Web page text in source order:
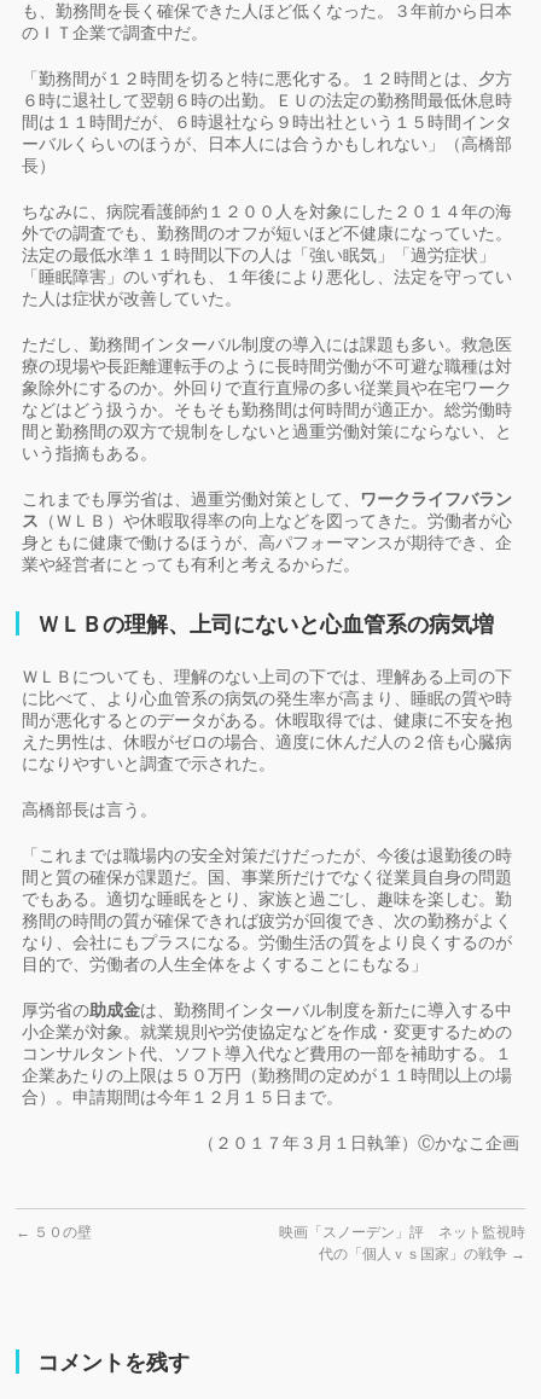
も、勤務間を長く確保できた人ほど低くなった。３年前から日本
のＩＴ企業で調査中だ。
「勤務間が１２時間を切ると特に悪化する。１２時間とは、夕方
６時に退社して翌朝６時の出勤。ＥＵの法定の勤務間最低休息時
間は１１時間だが、６時退社なら９時出社という１５時間インタ
ーバルくらいのほうが、日本人には合うかもしれない」（高橋部
長）
ちなみに、病院看護師約１２００人を対象にした２０１４年の海
外での調査でも、勤務間のオフが短いほど不健康になっていた。
法定の最低水準１１時間以下の人は「強い眠気」「過労症状」
「睡眠障害」のいずれも、１年後により悪化し、法定を守ってい
た人は症状が改善していた。
ただし、勤務間インターバル制度の導入には課題も多い。救急医
療の現場や長距離運転手のように長時間労働が不可避な職種は対
象除外にするのか。外回りで直行直帰の多い従業員や在宅ワーク
などはどう扱うか。そもそも勤務間は何時間が適正か。総労働時
間と勤務間の双方で規制をしないと過重労働対策にならない、と
いう指摘もある。
これまでも厚労省は、過重労働対策として、 ワークライフバラン
ス （ＷＬＢ）や休暇取得率の向上などを図ってきた。労働者が心
身ともに健康で働けるほうが、高パフォーマンスが期待でき、企
業や経営者にとっても有利と考えるからだ。
ＷＬＢの理解、上司にないと心血管系の病気増
ＷＬＢについても、理解のない上司の下では、理解ある上司の下
に比べて、より心血管系の病気の発生率が高まり、睡眠の質や時
間が悪化するとのデータがある。休暇取得では、健康に不安を抱
えた男性は、休暇がゼロの場合、適度に休んだ人の２倍も心臓病
になりやすいと調査で示された。
高橋部長は言う。
「これまでは職場内の安全対策だけだったが、今後は退勤後の時
間と質の確保が課題だ。国、事業所だけでなく従業員自身の問題
でもある。適切な睡眠をとり、家族と過ごし、趣味を楽しむ。勤
務間の時間の質が確保できれば疲労が回復でき、次の勤務がよく
なり、会社にもプラスになる。労働生活の質をより良くするのが
目的で、労働者の人生全体をよくすることにもなる」
厚労省の助成金は、勤務間インターバル制度を新たに導入する中
小企業が対象。就業規則や労使協定などを作成・変更するための
コンサルタント代、ソフト導入代など費用の一部を補助する。１
企業あたりの上限は５０万円（勤務間の定めが１１時間以上の場
合）。申請期間は今年１２月１５日まで。
（２０１７年３月１日執筆）Ⓒかなこ企画
← ５０の壁
映画「スノーデン」評 ネット監視時
代の「個人ｖｓ国家」の戦争 →
コメントを残す